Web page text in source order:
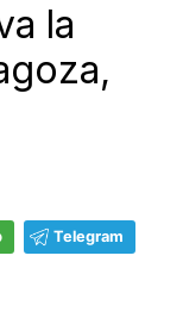
la
Telegram